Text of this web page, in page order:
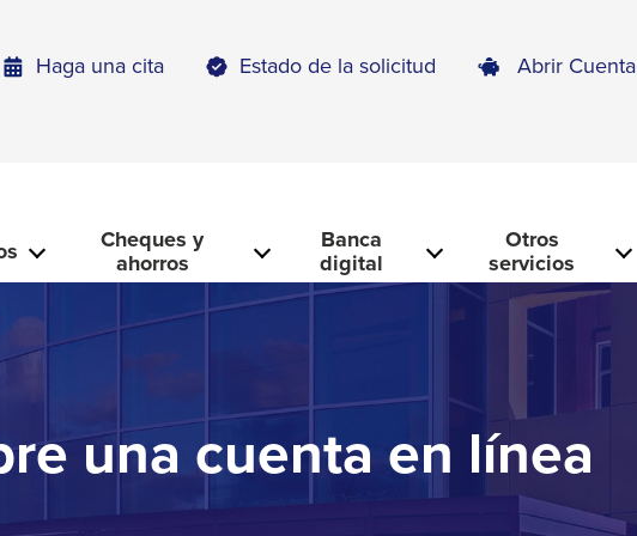
Haga una cita Estado de la solicitud Abrir Cuenta
Cheques y
ahorros
Banca
digital
Otros
servicios
una cuenta en línea